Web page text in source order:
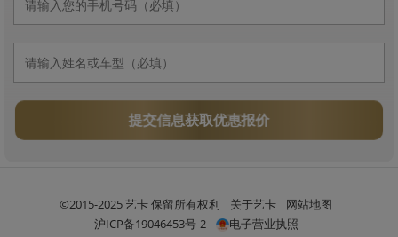
提交信息获取优惠报价
©2015-2025 艺卡 保留所有权利 关于艺卡
网站地图
沪ICP备19046453号-2
电子营业执照